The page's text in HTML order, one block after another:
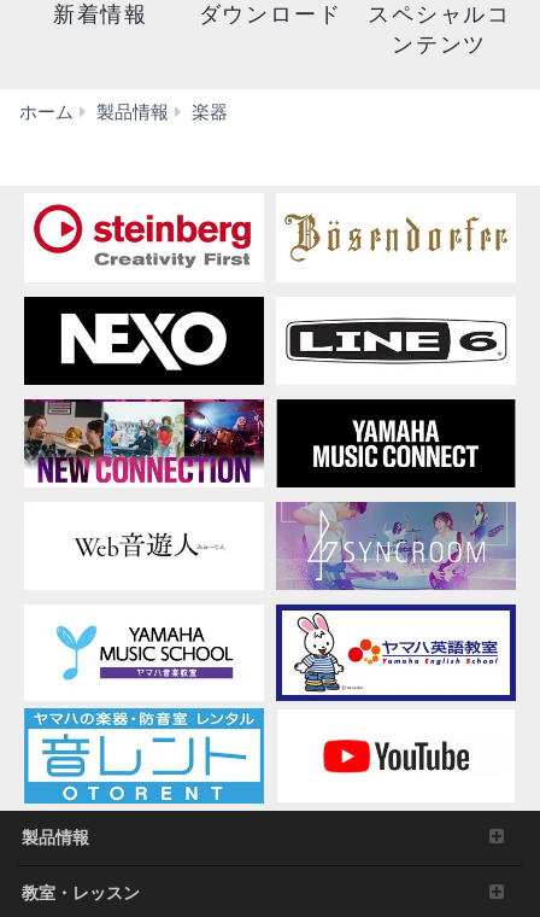
新着情報 ダウンロード
スペシャルコ
ンテンツ
ホーム 製品情報 楽器
ン・
キ
製品情報
教室・レッスン